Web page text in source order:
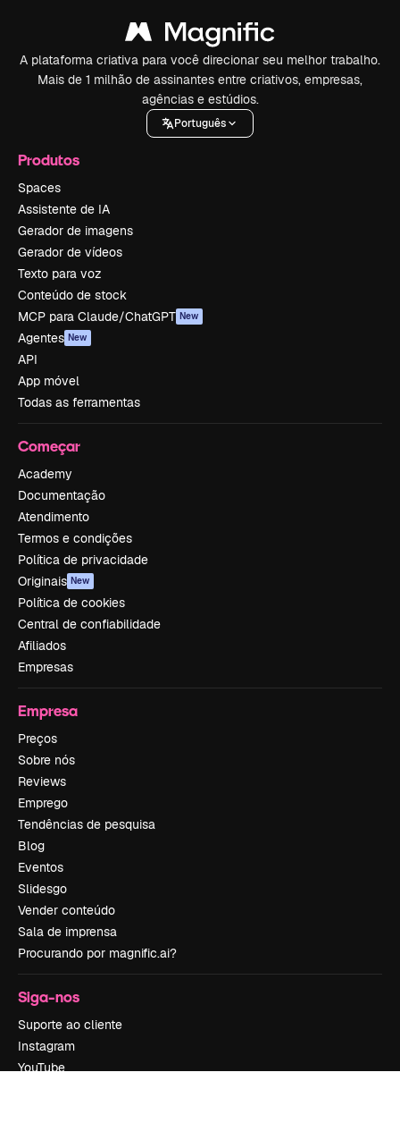
A plataforma criativa para você direcionar seu melhor trabalho.
Mais de 1 milhão de assinantes entre criativos, empresas,
agências e estúdios.
Português
Produtos
Spaces
Assistente de IA
Gerador de imagens
Gerador de vídeos
Texto para voz
Conteúdo de stock
MCP para Claude/ChatGPT New
Agentes New
API
App móvel
Todas as ferramentas
Começar
Academy
Documentação
Atendimento
Termos e condições
Política de privacidade
Originais New
Política de cookies
Central de confiabilidade
Afiliados
Empresas
Empresa
Preços
Sobre nós
Reviews
Emprego
Tendências de pesquisa
Blog
Eventos
Slidesgo
Vender conteúdo
Sala de imprensa
Procurando por magnific.ai?
Siga-nos
Suporte ao cliente
Instagram
YouTube